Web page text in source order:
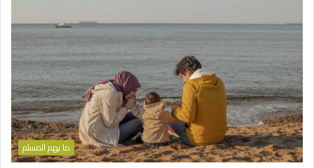
ما يهم المسلم